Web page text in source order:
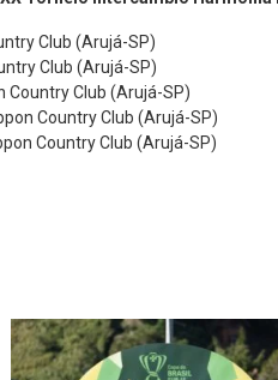
Club (Arujá-SP)
Club (Arujá-SP)
Country Club (Arujá-SP)
Country Club (Arujá-SP)
Country Club (Arujá-SP)